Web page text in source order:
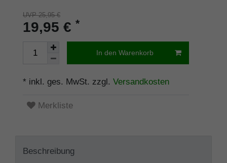
UVP 25,95 €
19,95 € *
In den Warenkorb
* inkl. ges. MwSt. zzgl. Versandkosten
Merkliste
Beschreibung